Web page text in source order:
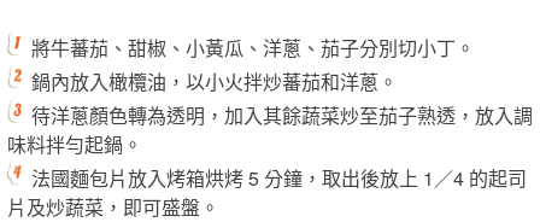
將牛蕃茄、甜椒、小黃瓜、洋蔥、茄子分別切小丁。
鍋內放入橄欖油，以小火拌炒蕃茄和洋蔥。
待洋蔥顏色轉為透明，加入其餘蔬菜炒至茄子熟透，放入調
味料拌勻起鍋。
法國麵包片放入烤箱烘烤 5 分鐘，取出後放上 1／4 的起司
片及炒蔬菜，即可盛盤。